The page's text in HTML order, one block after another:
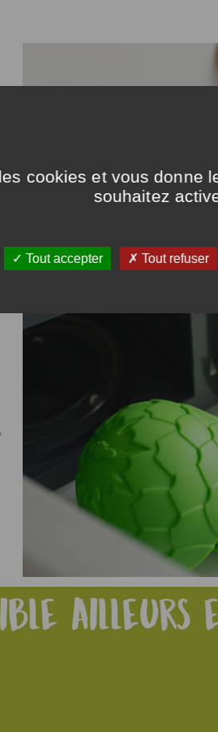
ailleurs
cookies et vous donne
souhaitez
Tout accepter Tout refuser